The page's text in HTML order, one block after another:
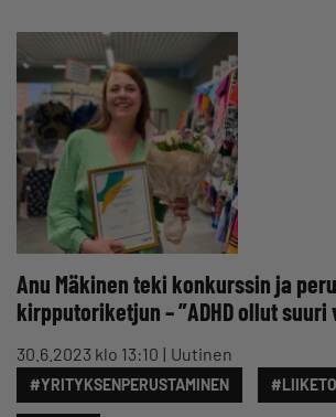
Anu Mäkinen teki konkurssin ja
kirpputoriketjun – ”ADHD ollut
30.6.2023 klo 13:10 Uutinen
#YRITYKSENPERUSTAMINEN